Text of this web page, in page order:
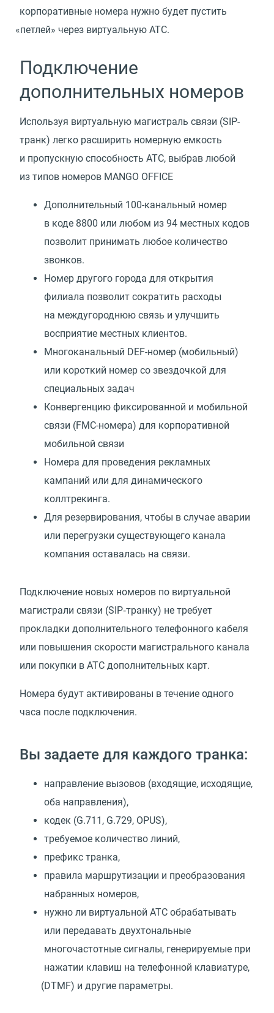
корпоративные номера нужно будет пустить
«петлей» через виртуальную АТС.
Подключение
дополнительных номеров
Используя виртуальную магистраль связи (SIP-
транк) легко расширить номерную емкость
и пропускную способность АТС, выбрав любой
из типов номеров MANGO OFFICE
Дополнительный 100-канальный номер
в коде 8800 или любом из 94 местных кодов
позволит принимать любое количество
звонков.
Номер другого города для открытия
филиала позволит сократить расходы
на междугороднюю связь и улучшить
восприятие местных клиентов.
Многоканальный DEF-номер (мобильный)
или короткий номер со звездочкой для
специальных задач
Конвергенцию фиксированной и мобильной
связи (FMC-номера) для корпоративной
мобильной связи
Номера для проведения рекламных
кампаний или для динамического
коллтрекинга.
Для резервирования, чтобы в случае аварии
или перегрузки существующего канала
компания оставалась на связи.
Подключение новых номеров по виртуальной
магистрали связи (SIP‑транку) не требует
прокладки дополнительного телефонного кабеля
или повышения скорости магистрального канала
или покупки в АТС дополнительных карт.
Номера будут активированы в течение одного
часа после подключения.
Вы задаете для каждого транка:
направление вызовов (входящие, исходящие,
оба направления),
кодек (G.711, G.729, OPUS),
требуемое количество линий,
префикс транка,
правила маршрутизации и преобразования
набранных номеров,
нужно ли виртуальной АТС обрабатывать
или передавать двухтональные
многочастотные сигналы, генерируемые при
нажатии клавиш на телефонной клавиатуре,
(DTMF) и другие параметры.